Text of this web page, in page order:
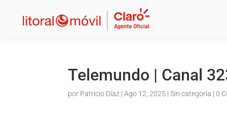
Telemundo | Canal
por Patricio Díaz |Ago 12, 2025 | Sin categoría |0